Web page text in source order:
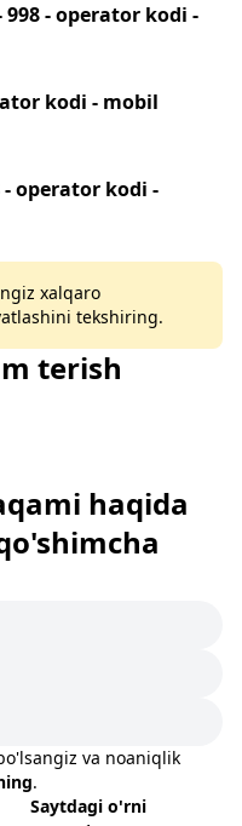
- operator kodi -
kodi - mobil
operator kodi -
xalqaro
tekshiring.
terish
haqida
va noaniqlik
.
Saytdagi o'rni